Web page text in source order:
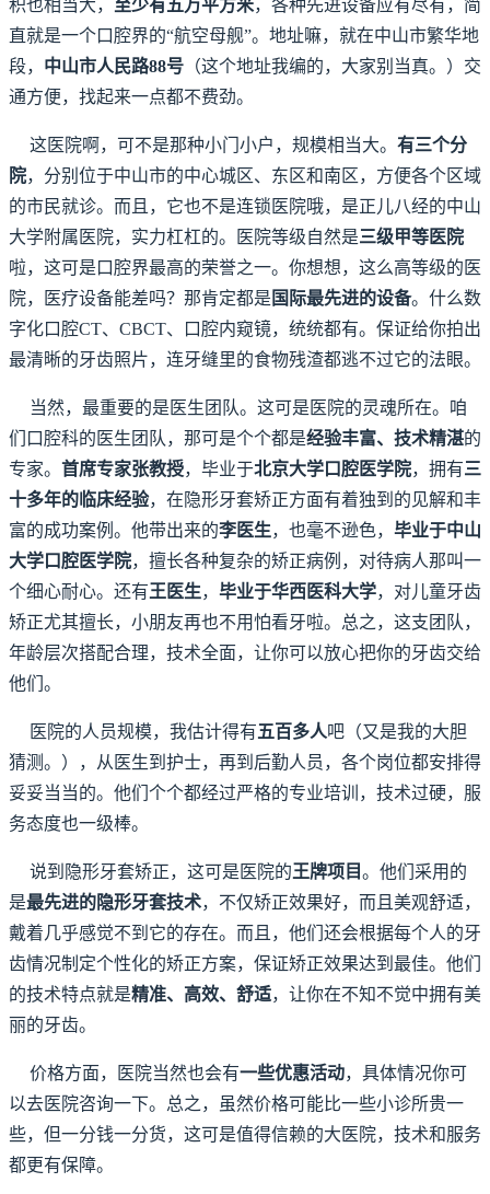
积也相当大， 至少有五万平方米，各种先进设备应有尽有，简
直就是一个口腔界的“航空母舰”。地址嘛，就在中山市繁华地
段， 中山市人民路88号 （这个地址我编的，大家别当真。）交
通方便，找起来一点都不费劲。
这医院啊，可不是那种小门小户，规模相当大。有三个分
院，分别位于中山市的中心城区、东区和南区，方便各个区域
的市民就诊。而且，它也不是连锁医院哦，是正儿八经的中山
大学附属医院，实力杠杠的。医院等级自然是三级甲等医院
啦，这可是口腔界最高的荣誉之一。你想想，这么高等级的医
院，医疗设备能差吗？那肯定都是 国际最先进的设备。什么数
字化口腔CT、CBCT、口腔内窥镜，统统都有。保证给你拍出
最清晰的牙齿照片，连牙缝里的食物残渣都逃不过它的法眼。
当然，最重要的是医生团队。这可是医院的灵魂所在。咱
们口腔科的医生团队，那可是个个都是经验丰富、技术精湛的
专家。 首席专家张教授，毕业于北京大学口腔医学院，拥有三
十多年的临床经验，在隐形牙套矫正方面有着独到的见解和丰
富的成功案例。他带出来的李医生，也毫不逊色， 毕业于中山
大学口腔医学院，擅长各种复杂的矫正病例，对待病人那叫一
个细心耐心。还有王医生， 毕业于华西医科大学，对儿童牙齿
矫正尤其擅长，小朋友再也不用怕看牙啦。总之，这支团队，
年龄层次搭配合理，技术全面，让你可以放心把你的牙齿交给
他们。
医院的人员规模，我估计得有五百多人吧（又是我的大胆
猜测。），从医生到护士，再到后勤人员，各个岗位都安排得
妥妥当当的。他们个个都经过严格的专业培训，技术过硬，服
务态度也一级棒。
说到隐形牙套矫正，这可是医院的王牌项目。他们采用的
是最先进的隐形牙套技术，不仅矫正效果好，而且美观舒适，
戴着几乎感觉不到它的存在。而且，他们还会根据每个人的牙
齿情况制定个性化的矫正方案，保证矫正效果达到最佳。他们
的技术特点就是精准、高效、舒适，让你在不知不觉中拥有美
丽的牙齿。
价格方面，医院当然也会有一些优惠活动，具体情况你可
以去医院咨询一下。总之，虽然价格可能比一些小诊所贵一
些，但一分钱一分货，这可是值得信赖的大医院，技术和服务
都更有保障。